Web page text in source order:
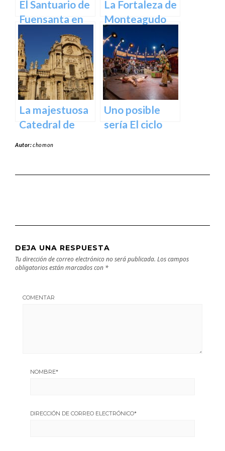
El Santuario de
Fuensanta en
Murcia: Un
Lugar de
Devoción y
Belleza Natural
La Fortaleza de
Monteagudo
La majestuosa
Catedral de
Uno posible
sería El ciclo
Autor:chomon
DEJA UNA RESPUESTA
Tu dirección de correo electrónico no será publicada. Los campos
obligatorios están marcados con *
COMENTAR
NOMBRE*
DIRECCIÓN DE CORREO ELECTRÓNICO*